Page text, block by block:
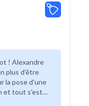
! Alexandre
plus d'être
la pose d'une
et tout s'est
obtenir